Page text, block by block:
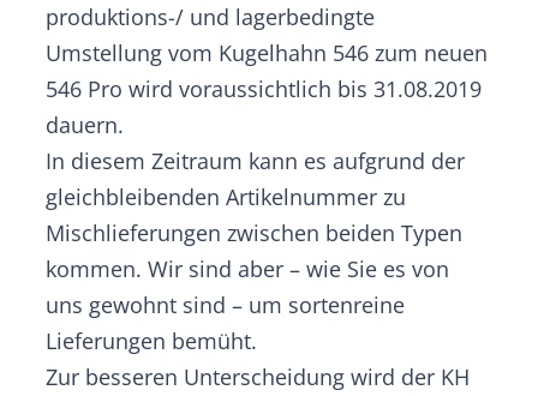
produktions-/ und lagerbedingte
Umstellung vom Kugelhahn 546 zum neuen
546 Pro wird voraussichtlich bis 31.08.2019
dauern.
In diesem Zeitraum kann es aufgrund der
gleichbleibenden Artikelnummer zu
Mischlieferungen zwischen beiden Typen
kommen. Wir sind aber – wie Sie es von
uns gewohnt sind – um sortenreine
Lieferungen bemüht.
Zur besseren Unterscheidung wird der KH